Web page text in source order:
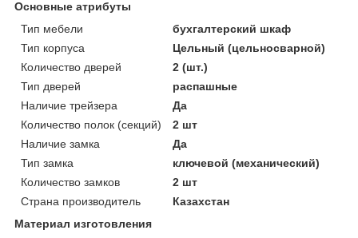
Основные атрибуты
Тип мебели
бухгалтерский шкаф
Тип корпуса
Цельный (цельносварной)
Количество дверей
2 (шт.)
Тип дверей
распашные
Наличие трейзера
Да
Количество полок (секций)
2 шт
Наличие замка
Да
Тип замка
ключевой (механический)
Количество замков
2 шт
Страна производитель
Казахстан
Материал изготовления